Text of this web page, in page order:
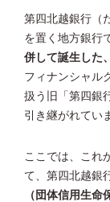
第四北越銀行（
を置く地方銀行
併して誕生した
フィナンシャル
扱う旧「第四銀
引き継がれてい
ここでは、これ
て、第四北越銀
（団体信用生命